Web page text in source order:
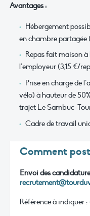
Avantages:
Hébergement
en chambre partagée
Repas fait maison à
l’employeur (3,15 €/
Prise en charge de
vélo) à hauteur de
trajet Le Sambuc-
Cadre de travail
Comment
Envoi des
Référence à indiquer :